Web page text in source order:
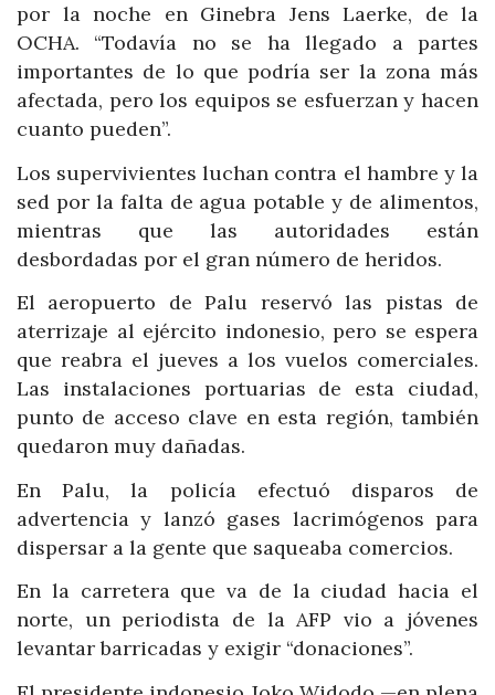
por la noche en Ginebra Jens Laerke, de la
OCHA. “Todavía no se ha llegado a partes
importantes de lo que podría ser la zona más
afectada, pero los equipos se esfuerzan y hacen
cuanto pueden”.
Los supervivientes luchan contra el hambre y la
sed por la falta de agua potable y de alimentos,
mientras que las autoridades están
desbordadas por el gran número de heridos.
El aeropuerto de Palu reservó las pistas de
aterrizaje al ejército indonesio, pero se espera
que reabra el jueves a los vuelos comerciales.
Las instalaciones portuarias de esta ciudad,
punto de acceso clave en esta región, también
quedaron muy dañadas.
En Palu, la policía efectuó disparos de
advertencia y lanzó gases lacrimógenos para
dispersar a la gente que saqueaba comercios.
En la carretera que va de la ciudad hacia el
norte, un periodista de la AFP vio a jóvenes
levantar barricadas y exigir “donaciones”.